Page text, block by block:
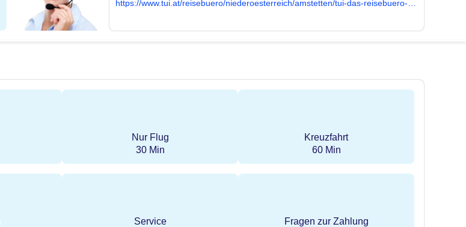
Nur Flug
30 Min
Kreuzfahrt
60 Min
Service
Fragen zur Zahlung